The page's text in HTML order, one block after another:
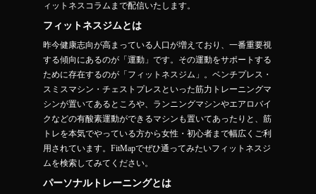
ィットネスコラムまで配信いたします。
フィットネスジムとは
昨今健康志向が高まっている人口が増えており、一番重要視
する傾向にあるのが「運動」です。その運動をサポートする
ために存在するのが「フィットネスジム」。ベンチプレス・
スミスマシン・チェストプレスといった筋力トレーニングマ
シンが置いてあるところや、ランニングマシンやエアロバイ
クなどの有酸素運動ができるマシンも置いてあったりと、筋
トレを本気でやっている方から女性・初心者まで幅広くご利
用されています。FitMapでぜひ通ってみたいフィットネスジ
ムを検索してみてください。
パーソナルトレーニングとは